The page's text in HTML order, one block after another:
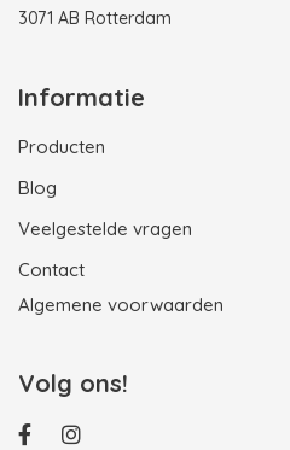
3071 AB Rotterdam
Informatie
Producten
Blog
Veelgestelde vragen
Contact
Algemene voorwaarden
Volg ons!